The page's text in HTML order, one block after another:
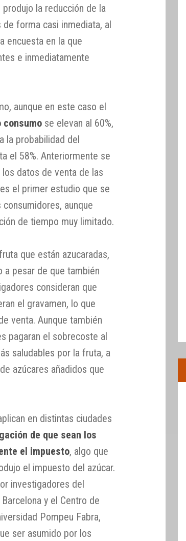
la reducción de la
forma casi inmediata, al
encuesta en la que
e inmediatamente
aunque en este caso el
consumo se elevan al 60%,
la probabilidad del
el 58%. Anteriormente se
datos de venta de las
el primer estudio que se
aunque
de tiempo muy limitado.
que están azucaradas,
a pesar de que también
consideran que
el gravamen, lo que
venta. Aunque también
pagaran el sobrecoste al
saludables por la fruta, a
azúcares añadidos que
en distintas ciudades
de que sean los
el impuesto, algo que
el impuesto del azúcar.
investigadores del
y el Centro de
Pompeu Fabra,
ser asumido por los